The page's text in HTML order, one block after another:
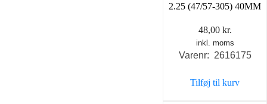
2.25 (47/57-305) 40MM
48,00 kr.
inkl. moms
Varenr: 2616175
Tilføj til kurv